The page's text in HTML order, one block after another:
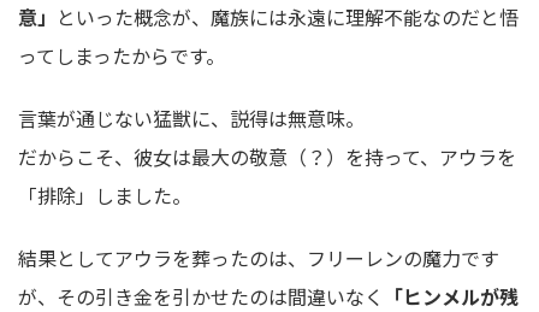
意」 といった概念が、魔族には永遠に理解不能なのだと悟
ってしまったからです。
言葉が通じない猛獣に、説得は無意味。
だからこそ、彼女は最大の敬意（？）を持って、アウラを
「排除」しました。
結果としてアウラを葬ったのは、フリーレンの魔力です
が、その引き金を引かせたのは間違いなく
「ヒンメルが残